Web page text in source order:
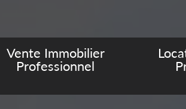
Vente Immobilier
Professionnel